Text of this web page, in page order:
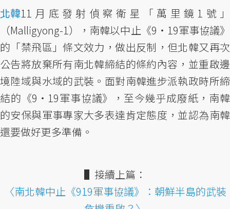
北韓11月底發射偵察衛星「萬里鏡1號」
（Malligyong-1），南韓以中止《9‧19軍事協議》
的「禁飛區」條文效力，做出反制，但北韓又再次
公告將放棄所有南北韓締結的條約內容，並重啟邊
境陸域與水域的武裝。面對南韓進步派執政時所締
結的《9‧19軍事協議》，至今幾乎成廢紙，南韓
的安保與軍事專家大多表達肯定態度，並認為南韓
還要做好更多準備。
▌接續上篇：
〈南北韓中止《919軍事協議》：朝鮮半島的武裝